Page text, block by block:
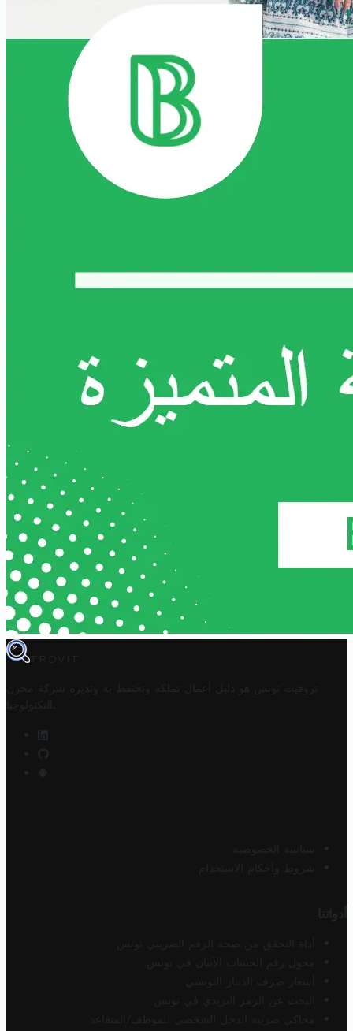
TROVIT
تروفيت تونس هو دليل أعمال تملكه وتحتفظ به وتديره
شركة مخزن
التكنولوجيا
سياسة الخصوصية
شروط وأحكام الاستخدام
أدواتنا
أداة التحقق من صحة الرقم الضريبي تونس
محول رقم الحساب الآيبان في تونس
أسعار صرف الدينار التونسي
البحث عن الرمز البريدي في تونس
محاكي ضريبة الدخل الشخصي للموظف/المتقاعد